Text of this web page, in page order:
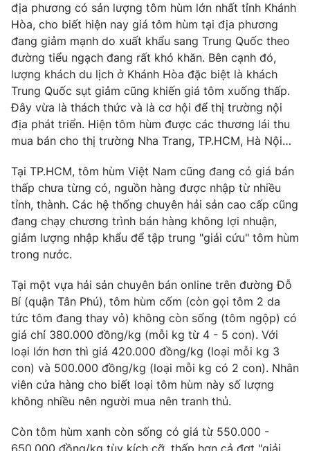
Thị trường 24h Tấm lòng Việt
VTV4 Vươn mình bằng AI
VTV9 VTV8
Liên hệ tòa soạn English
THỜI BÁO VTV
Theo dõi báo trên
Cơ quan chủ quản:Đài Truyền hình Việt Nam
Cơ quan báo chí:Thời báo VTV
Giấy phép hoạt động báo in và báo điện tử số 483/GP-BTTTT
cấp ngày 29/12/2023
Tổng Biên tập:
Vũ Thanh Thủy
Phó Tổng Biên tập: Nguyễn Thị Mỹ Hạnh, Phạm Quốc Thắng,
Nguyễn Trọng Ninh
Ðiện thoại Thời báo VTV:024.66 897 897
địa phương có sản lượng tôm hùm lớn nhất tỉnh Khánh
Hòa, cho biết hiện nay giá tôm hùm tại địa phương
đang giảm mạnh do xuất khẩu sang Trung Quốc theo
đường tiểu ngạch đang rất khó khăn. Bên cạnh đó,
lượng khách du lịch ở Khánh Hòa đặc biệt là khách
Trung Quốc sụt giảm cũng khiến giá tôm xuống thấp.
Đây vừa là thách thức và là cơ hội để thị trường nội
địa phát triển. Hiện tôm hùm được các thương lái thu
mua bán cho thị trường Nha Trang, TP.HCM, Hà Nội…
Tại TP.HCM, tôm hùm Việt Nam cũng đang có giá bán
thấp chưa từng có, nguồn hàng được nhập từ nhiều
tỉnh, thành. Các hệ thống chuyên hải sản cao cấp cũng
đang chạy chương trình bán hàng không lợi nhuận,
giảm lượng nhập khẩu để tập trung "giải cứu" tôm hùm
trong nước.
Tại một vựa hải sản chuyên bán online trên đường Đỗ
Bí (quận Tân Phú), tôm hùm cốm (còn gọi tôm 2 da
tức tôm đang thay vỏ) không còn sống (tôm ngộp) có
giá chỉ 380.000 đồng/kg (mỗi kg từ 4 - 5 con). Với
loại lớn hơn thì giá 420.000 đồng/kg (loại mỗi kg 3
con) và 500.000 đồng/kg (loại mỗi kg có 2 con). Nhân
viên cửa hàng cho biết loại tôm hùm này số lượng
không nhiều nên người mua nên tranh thủ.
Còn tôm hùm xanh còn sống có giá từ 550.000 -